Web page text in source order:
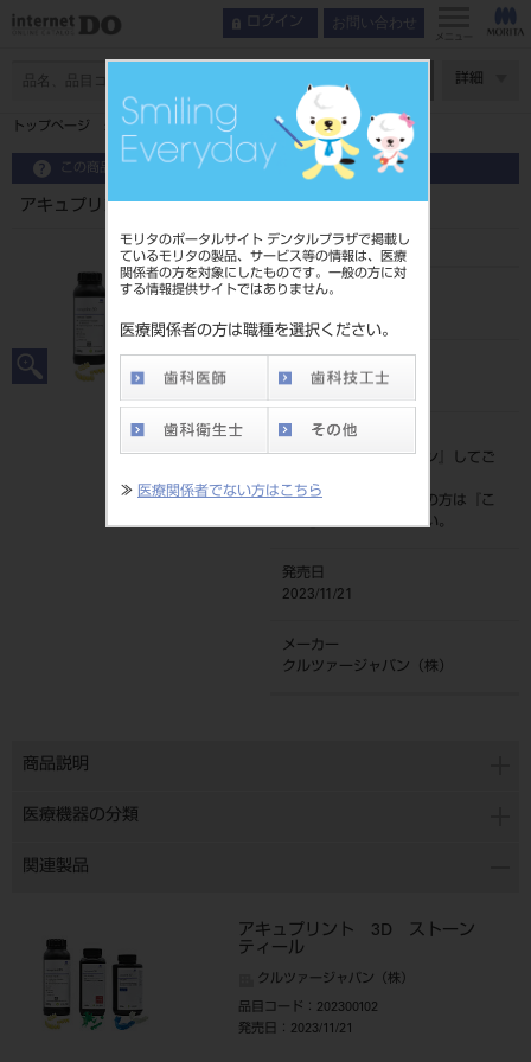
モリタのポータルサイト デンタルプラザで掲載し
ているモリタの製品、サービス等の情報は、医療
関係者の方を対象にしたものです。一般の方に対
する情報提供サイトではありません。
医療関係者の方は職種を選択ください。
≫ 医療関係者でない方はこちら
ログイン お問い合わせ
メニュー
詳細
トップページ アキュプリント 3D ストーン ベージュ
この商品に関するお問い合わせ
アキュプリント 3D ストーン ベージュ
品目コード
4580191106591
標準価格
価格の確認は『ログイン
』してご
ネット会員登録がまだの方は『
こ
ちら』より登録ください。
発売日
2023/11/21
メーカー
クルツァージャパン（株）
商品説明
医療機器の分類
関連製品
アキュプリント 3D ストーン
ティール
クルツァージャパン（株）
品目コード ：202300102
発売日
：2023/11/21